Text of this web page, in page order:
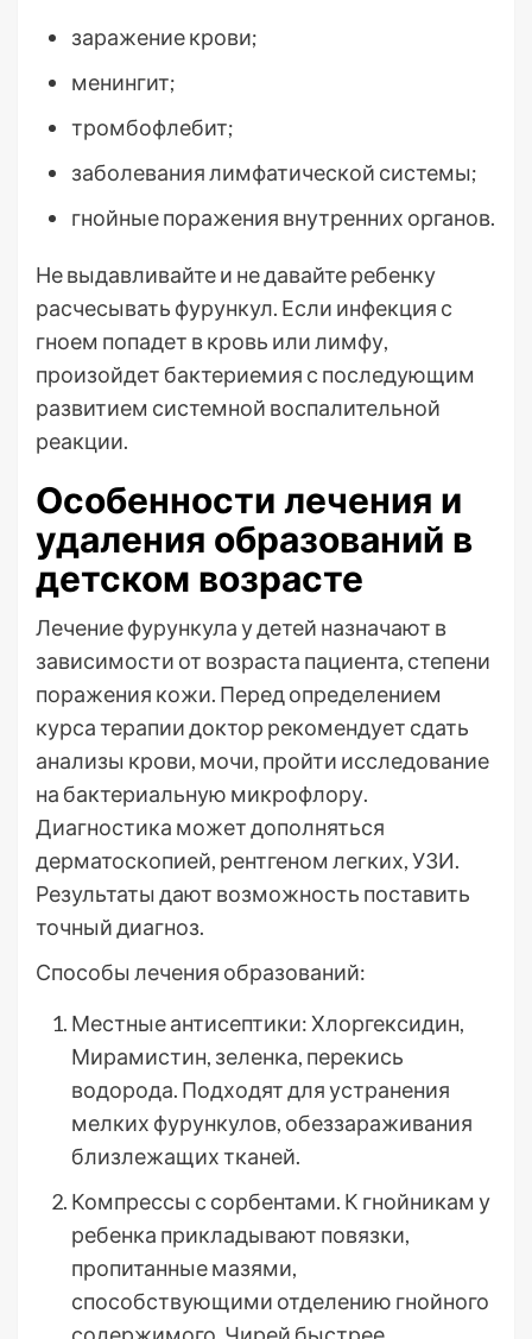
заражение крови;
менингит;
тромбофлебит;
заболевания лимфатической системы;
гнойные поражения внутренних органов.
Не выдавливайте и не давайте ребенку
расчесывать фурункул. Если инфекция с
гноем попадет в кровь или лимфу,
произойдет бактериемия с последующим
развитием системной воспалительной
реакции.
Особенности лечения и
удаления образований в
детском возрасте
Лечение фурункула у детей назначают в
зависимости от возраста пациента, степени
поражения кожи. Перед определением
курса терапии доктор рекомендует сдать
анализы крови, мочи, пройти исследование
на бактериальную микрофлору.
Диагностика может дополняться
дерматоскопией, рентгеном легких, УЗИ.
Результаты дают возможность поставить
точный диагноз.
Способы лечения образований:
Местные антисептики: Хлоргексидин,
Мирамистин, зеленка, перекись
водорода. Подходят для устранения
мелких фурункулов, обеззараживания
близлежащих тканей.
Компрессы с сорбентами. К гнойникам у
ребенка прикладывают повязки,
пропитанные мазями,
способствующими отделению гнойного